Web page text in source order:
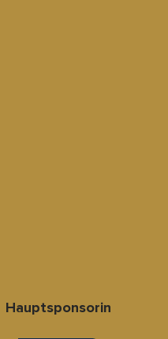
Hauptsponsorin